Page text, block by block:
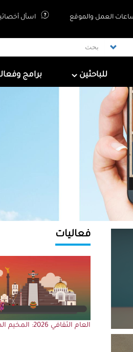
العمل والموقع اسأل
For Researchers
للباحثين
& Events
برامج
فعاليات
العام الثقافي 2026: المخيم الصيفي - وقت القصة